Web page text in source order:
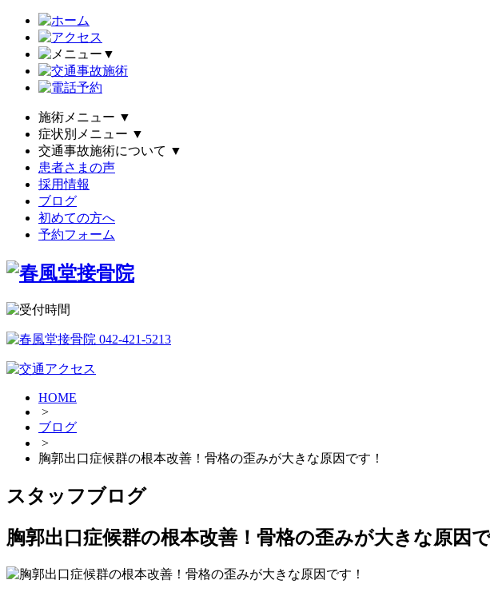
▼
施術メニュー ▼
症状別メニュー ▼
交通事故施術について ▼
患者さまの声
採用情報
ブログ
初めての方へ
予約フォーム
HOME
>
ブログ
>
胸郭出口症候群の根本改善！骨格の歪みが大きな原因です！
スタッフブログ
胸郭出口症候群の根本改善！骨格の歪みが大きな原因